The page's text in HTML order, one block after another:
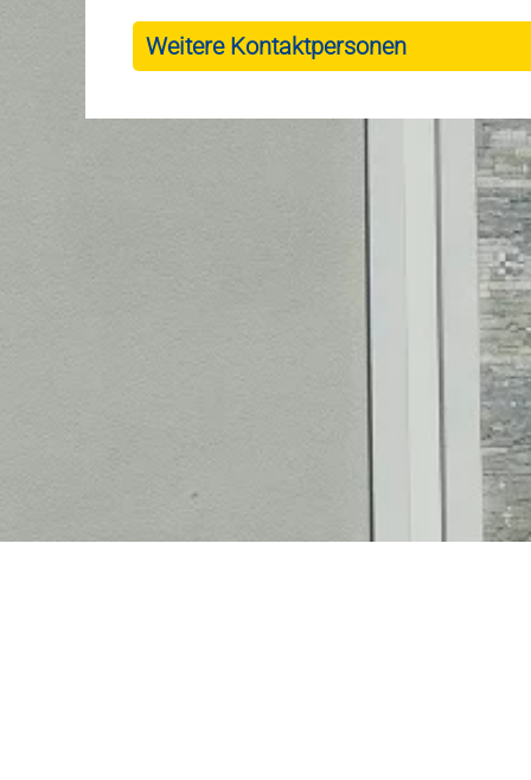
Weitere Kontaktpersonen